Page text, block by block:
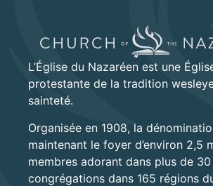
L’Église du Nazaréen est une
protestante de la tradition
sainteté.
Organisée en 1908, la
maintenant le foyer d’environ 2,5
membres adorant dans plus de
congrégations dans 165 régions